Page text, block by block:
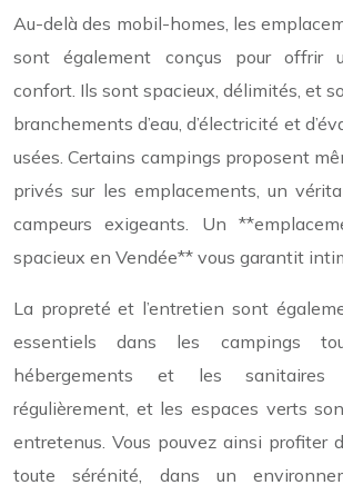
Au-delà des mobil-homes, les
sont également conçus pour offrir
confort. Ils sont spacieux, délimités, et
branchements d’eau, d’électricité et
usées. Certains campings proposent
privés sur les emplacements, un
campeurs exigeants. Un
spacieux en Vendée** vous garantit
La propreté et l’entretien sont
essentiels dans les campings
hébergements et les sanitaires
régulièrement, et les espaces verts
entretenus. Vous pouvez ainsi profiter
toute sérénité, dans un